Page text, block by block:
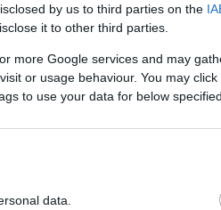
by us to third parties on the
it to other third parties.
more Google services and may
or usage behaviour. You may
to use your data for below
data.
May 18, 2026